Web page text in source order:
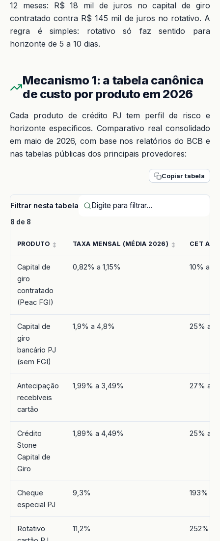
12 meses: R$ 18 mil de juros no capital de giro
contratado contra R$ 145 mil de juros no rotativo. A
regra é simples: rotativo só faz sentido para
horizonte de 5 a 10 dias.
Mecanismo 1: a tabela canônica
de custo por produto em 2026
Cada produto de crédito PJ tem perfil de risco e
horizonte específicos. Comparativo real consolidado
em maio de 2026, com base nos relatórios do BCB e
nas tabelas públicas dos principais provedores:
Copiar tabela
Filtrar nesta tabela
8 de 8
PRODUTO TAXA MENSAL (MÉDIA 2026) CET
Capital de
giro
contratado
(Peac FGI)
0,82% a 1,15% 10% a
Capital de
giro
bancário PJ
(sem FGI)
1,9% a 4,8% 25% a
Antecipação
recebíveis
cartão
1,99% a 3,49% 27% a
Crédito
Stone
Capital de
Giro
1,89% a 4,49% 25% a
Cheque
especial PJ
9,3% 193%
Rotativo
11,2% 252%